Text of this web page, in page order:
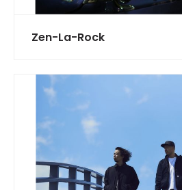
Zen-La-Rock